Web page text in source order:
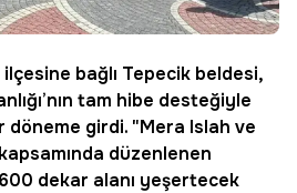
bağlı Tepecik beldesi,
’nın tam hibe desteğiyle
döneme girdi. "Mera Islah ve
düzenlenen
dekar alanı yeşertecek